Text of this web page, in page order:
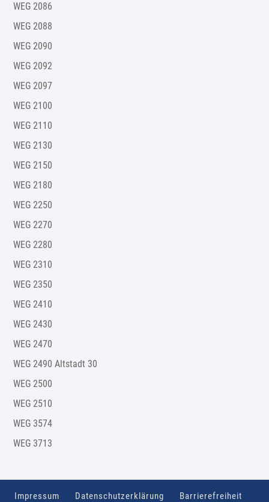
WEG 2086
WEG 2088
WEG 2090
WEG 2092
WEG 2097
WEG 2100
WEG 2110
WEG 2130
WEG 2150
WEG 2180
WEG 2250
WEG 2270
WEG 2280
WEG 2310
WEG 2350
WEG 2410
WEG 2430
WEG 2470
WEG 2490 Altstadt 30
WEG 2500
WEG 2510
WEG 3574
WEG 3713
Impressum Datenschutzerklärung Barrierefreiheit